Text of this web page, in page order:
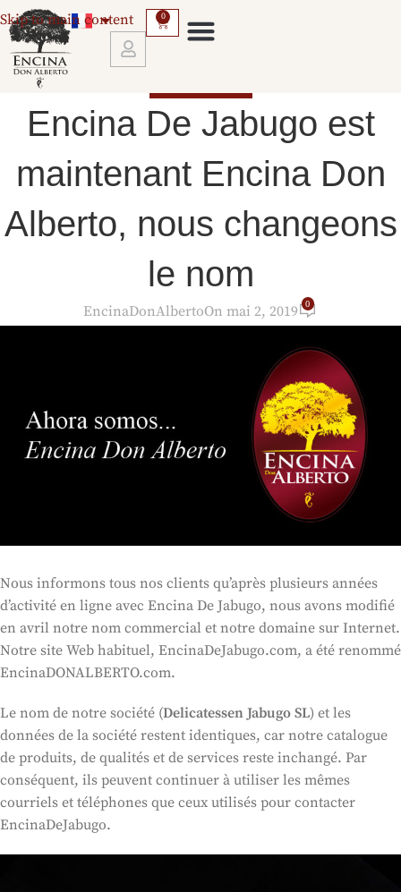
Skip to main content 0
Encina De Jabugo est
maintenant Encina Don
Alberto, nous changeons
le nom
EncinaDonAlbertoOn mai 2, 2019 0
Nous informons tous nos clients qu’après plusieurs années
d’activité en ligne avec Encina De Jabugo, nous avons modifié
en avril notre nom commercial et notre domaine sur Internet.
Notre site Web habituel, EncinaDeJabugo.com, a été renommé
EncinaDONALBERTO.com.
Le nom de notre société (Delicatessen Jabugo SL) et les
données de la société restent identiques, car notre catalogue
de produits, de qualités et de services reste inchangé. Par
conséquent, ils peuvent continuer à utiliser les mêmes
courriels et téléphones que ceux utilisés pour contacter
EncinaDeJabugo.